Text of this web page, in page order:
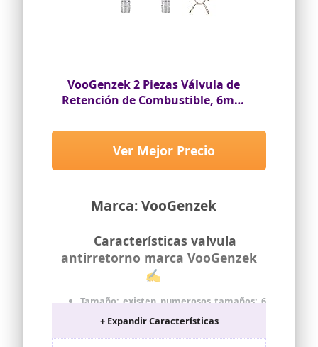
VooGenzek 2 Piezas Válvula de
Retención de Combustible, 6mm
Combustible de Aluminio
Aleación, con 6 Clip de Resorte,
para Carburador de Camión y
Marca: VooGenzek
Ver Mejor Precio
Características valvula
antirretorno marca VooGenzek
✍
Tamaño: existen numerosos tamaños: 6
elegir diferentes tamaños según sus
diferentes necesidades.
+ Expandir Características